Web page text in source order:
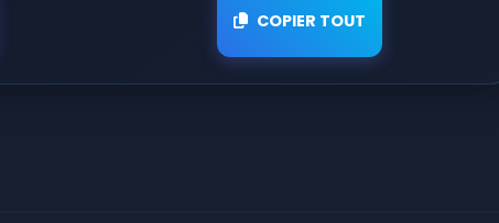
COPIER TOUT